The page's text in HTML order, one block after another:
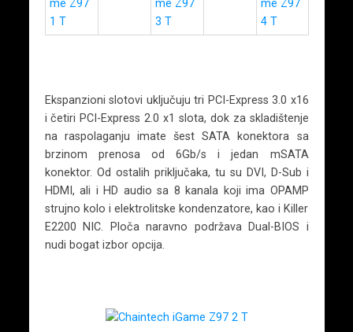
Ekspanzioni slotovi uključuju tri PCI-Express 3.0 x16
i četiri PCI-Express 2.0 x1 slota, dok za skladištenje
na raspolaganju imate šest SATA konektora sa
brzinom prenosa od 6Gb/s i jedan mSATA
konektor. Od ostalih priključaka, tu su DVI, D-Sub i
HDMI, ali i HD audio sa 8 kanala koji ima OPAMP
strujno kolo i elektrolitske kondenzatore, kao i Killer
E2200 NIC. Ploča naravno podržava Dual-BIOS i
nudi bogat izbor opcija.